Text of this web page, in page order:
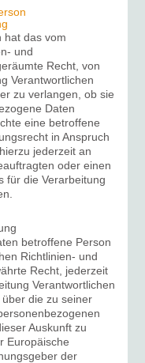
hat das vom
und
Recht, von
Verantwortlichen
zu verlangen, ob sie
Daten
eine betroffene
in Anspruch
jederzeit an
oder einen
für die Verarbeitung
betroffene Person
Richtlinien- und
Recht, jederzeit
Verantwortlichen
die zu seiner
Auskunft zu
Europäische
der